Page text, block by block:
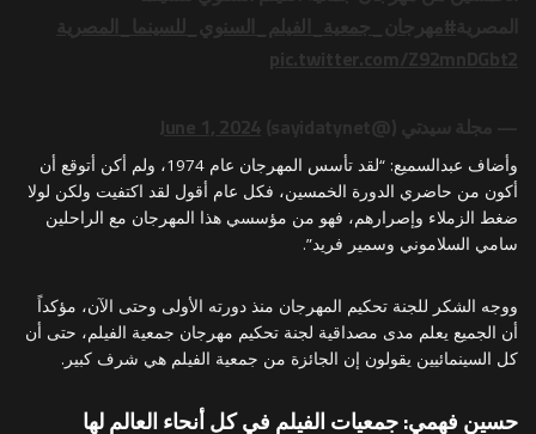
وأضاف عبدالسميع: “لقد تأسس المهرجان عام 1974، ولم أكن أتوقع أن
أكون من حاضري الدورة الخمسين، فكل عام أقول لقد اكتفيت ولكن لولا
ضغط الزملاء وإصرارهم، فهو من مؤسسي هذا المهرجان مع الراحلين
سامي السلاموني وسمير فريد”.
ووجه الشكر للجنة تحكيم المهرجان منذ دورته الأولى وحتى الآن، مؤكداً
أن الجميع يعلم مدى مصداقية لجنة تحكيم مهرجان جمعية الفيلم، حتى أن
كل السينمائيين يقولون إن الجائزة من جمعية الفيلم هي شرف كبير.
حسين فهمي: جمعيات الفيلم في كل أنحاء العالم لها